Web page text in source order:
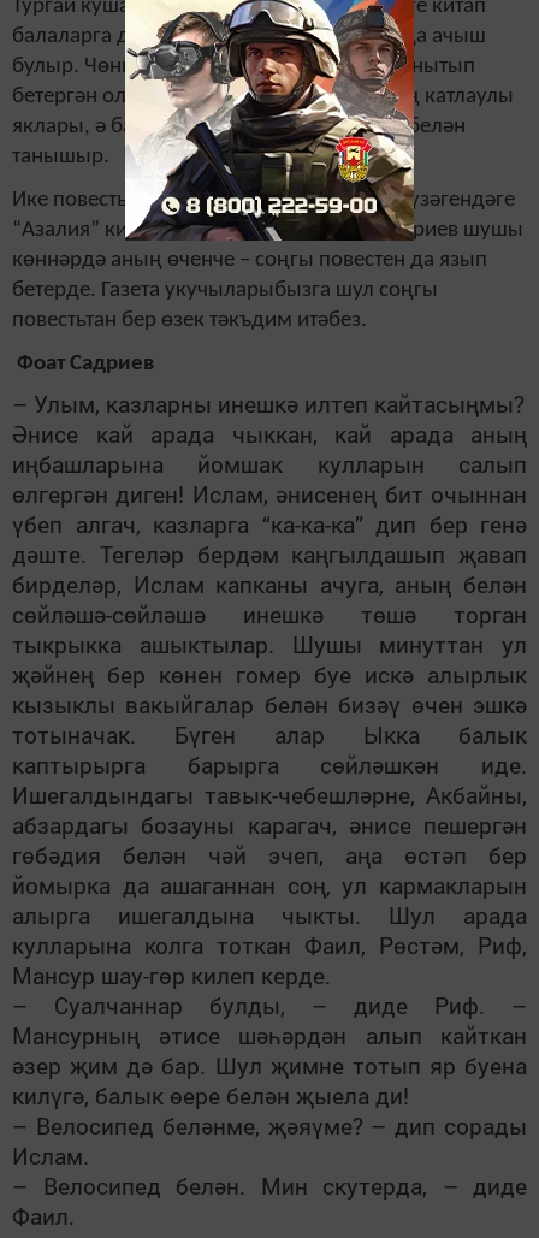
Тургай кушаматлы малай турындагы әлеге китап
балаларга да, үсмерләргә дә, олыларга да ачыш
булыр. Чөнки балачактагы борчуларын онытып
бетергән олылар – балалар тормышының катлаулы
яклары, ә балалар – зурларның серләре белән
танышыр.
Ике повестьтан торган бу китапны район үзәгендәге
“Азалия” кибетеннән алырга була. Ф. Садриев шушы
көннәрдә аның өченче – соңгы повестен да язып
бетерде. Газета укучыларыбызга шул соңгы
повестьтан бер өзек тәкъдим итәбез.
Фоат Садриев
– Улым, казларны инешкә илтеп кайтасыңмы?
Әнисе кай арада чыккан, кай арада аның
иңбашларына йомшак кулларын салып
өлгергән диген! Ислам, әнисенең бит очыннан
үбеп алгач, казларга “ка-ка-ка” дип бер генә
дәште. Тегеләр бердәм каңгылдашып җавап
бирделәр, Ислам капканы ачуга, аның белән
сөйләшә-сөйләшә инешкә төшә торган
тыкрыкка ашыктылар. Шушы минуттан ул
җәйнең бер көнен гомер буе искә алырлык
кызыклы вакыйгалар белән бизәү өчен эшкә
тотыначак. Бүген алар Ыкка балык
каптырырга барырга сөйләшкән иде.
Ишегалдындагы тавык-чебешләрне, Акбайны,
абзардагы бозауны карагач, әнисе пешергән
гөбәдия белән чәй эчеп, аңа өстәп бер
йомырка да ашаганнан соң, ул кармакларын
алырга ишегалдына чыкты. Шул арада
кулларына колга тоткан Фаил, Рөстәм, Риф,
Мансур шау-гөр килеп керде.
– Суалчаннар булды, – диде Риф. –
Мансурның әтисе шәһәрдән алып кайткан
әзер җим дә бар. Шул җимне тотып яр буена
килүгә, балык өере белән җыела ди!
– Велосипед беләнме, җәяүме? – дип сорады
Ислам.
– Велосипед белән. Мин скутерда, – диде
Фаил.